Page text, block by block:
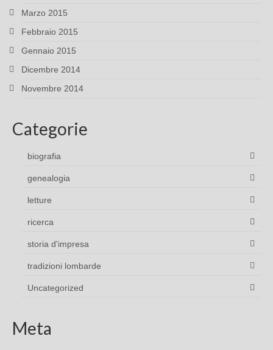
Marzo 2015
Febbraio 2015
Gennaio 2015
Dicembre 2014
Novembre 2014
Categorie
biografia
genealogia
letture
ricerca
storia d'impresa
tradizioni lombarde
Uncategorized
Meta